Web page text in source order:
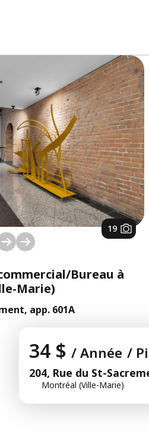
1/ 19
Bureau à
Marie)
app. 601A
34 $ / Année /
204, Rue du St-
Montréal (Ville-Marie)